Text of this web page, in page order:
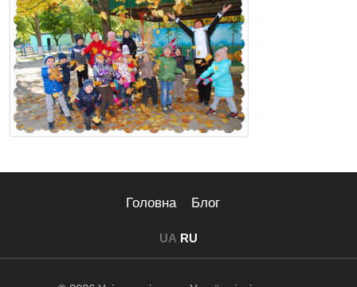
Головна Блог
UA RU